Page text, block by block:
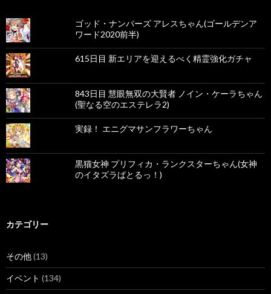
ゴッド・ナンバーズ アレスちゃん(ゴールデンア
ワード2020前半)
615日目 新エリアを迎えるべく精霊強化ガチャ
843日目 慧眼無双の大賢者 ノイン・ケーラちゃん
(聖なる空のエステレラ2)
実録！ エニグマサンフラワーちゃん
黒猫女神 プリフィカ・ランクスターちゃん(女神
のイタズラばとるっ！)
カテゴリー
その他(13)
イベント (134)